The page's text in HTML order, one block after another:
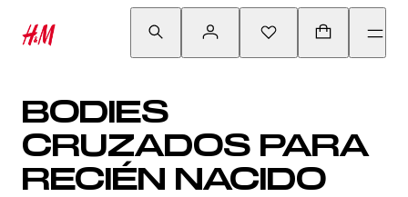
BODIES
CRUZADOS PARA
RECIÉN NACIDO